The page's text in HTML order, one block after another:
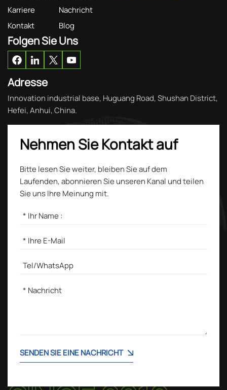
Karriere
Nachricht
Kontakt
Blog
Folgen Sie Uns
Adresse
Innovation industrial base, Huguang Road, Shushan District,
Hefei, Anhui, China.
Nehmen Sie Kontakt auf
Bitte lesen Sie weiter, bleiben Sie auf dem
Laufenden, abonnieren Sie unseren Kanal und teilen
Sie uns Ihre Meinung mit.
SENDEN SIE EINE NACHRICHT